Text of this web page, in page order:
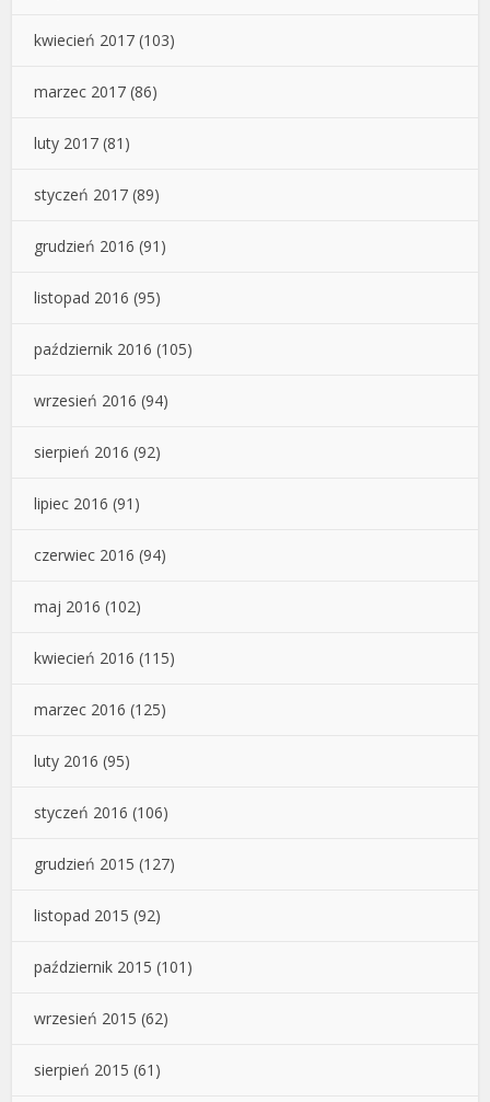
kwiecień 2017 (103)
marzec 2017 (86)
luty 2017 (81)
styczeń 2017 (89)
grudzień 2016 (91)
listopad 2016 (95)
październik 2016 (105)
wrzesień 2016 (94)
sierpień 2016 (92)
lipiec 2016 (91)
czerwiec 2016 (94)
maj 2016 (102)
kwiecień 2016 (115)
marzec 2016 (125)
luty 2016 (95)
styczeń 2016 (106)
grudzień 2015 (127)
listopad 2015 (92)
październik 2015 (101)
wrzesień 2015 (62)
sierpień 2015 (61)